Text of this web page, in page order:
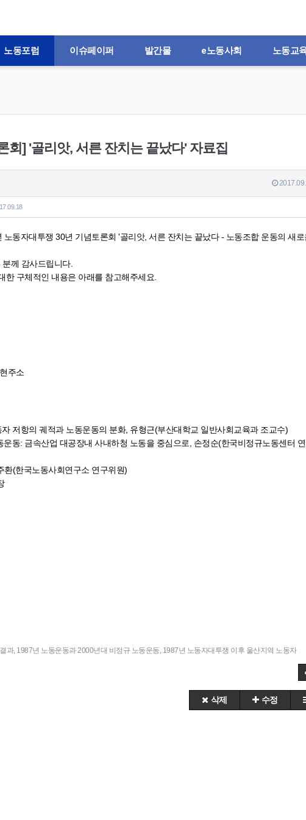
노동포럼 이슈페이퍼 발간물 e노동사회 노동교
회] '골리앗, 서른 잔치는 끝났다' 자료집
동자대투쟁 30년 기념토론회 '골리앗, 서른 잔치는 끝났다 - 노동조합 운동의 새
께 감사드립니다.
구체적인 내용은 아래를 참고해주세요.
주소
저항의 궤적과 노동운동의 분화, 유형근(부산대학교 일반사회교육과 조교수)
동: 금속산업 대공장내 사내하청 노동을 중심으로, 손정순(한국비정규노동센터
환(한국노동사회연구소 연구위원)
과, 1987년 노동운동과 2000년대 비정규 노동운동, 1987년 노동자대투쟁 이후 울산지역 노동자
삭제 수정